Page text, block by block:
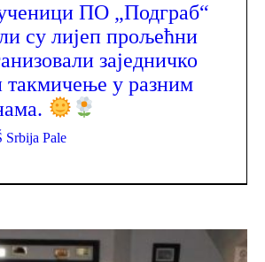
ПО „Подграб“
су лијеп прољећни
заједничко
у разним
Srbija Pale